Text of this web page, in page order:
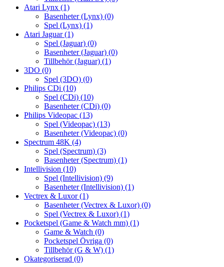
Atari Lynx (1)
Basenheter (Lynx) (0)
Spel (Lynx) (1)
Atari Jaguar(1)
Spel (Jaguar) (0)
Basenheter (Jaguar) (0)
Tillbehör (Jaguar) (1)
3DO (0)
Spel (3DO) (0)
Philips CDi (10)
Spel (CDi) (10)
Basenheter (CDi) (0)
Philips Videopac (13)
Spel (Videopac) (13)
Basenheter (Videopac) (0)
Spectrum 48K (4)
Spel (Spectrum) (3)
Basenheter (Spectrum) (1)
Intellivision (10)
Spel (Intellivision) (9)
Basenheter (Intellivision) (1)
Vectrex & Luxor(1)
Basenheter (Vectrex & Luxor) (0)
Spel (Vectrex & Luxor) (1)
Pocketspel (Game & Watch mm) (1)
Game & Watch (0)
Pocketspel Övriga (0)
Tillbehör (G & W) (1)
Okategoriserad (0)